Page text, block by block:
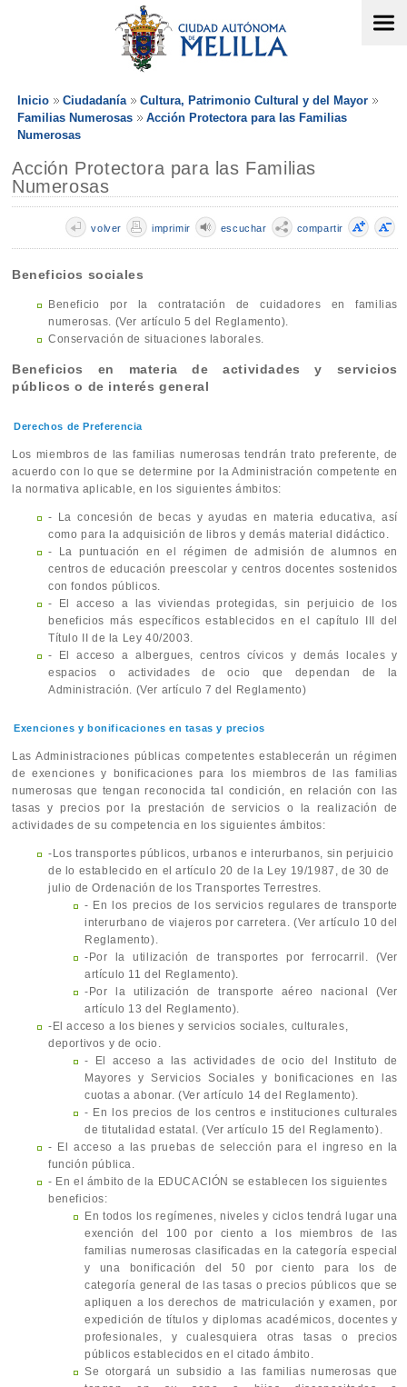
Inicio Ciudadanía
Cultura, Patrimonio Cultural y del Mayor
Familias Numerosas
Acción Protectora para las Familias
Numerosas
Acción Protectora para las Familias
Numerosas
compartir
escuchar
imprimir
volver
Beneficios sociales
Beneficio por la contratación de cuidadores en familias
numerosas. (Ver artículo 5 del Reglamento).
Conservación de situaciones laborales.
Beneficios en materia de actividades y servicios
públicos o de interés general
Derechos de Preferencia
Los miembros de las familias numerosas tendrán trato preferente, de
acuerdo con lo que se determine por la Administración competente en
la normativa aplicable, en los siguientes ámbitos:
- La concesión de becas y ayudas en materia educativa, así
como para la adquisición de libros y demás material didáctico.
- La puntuación en el régimen de admisión de alumnos en
centros de educación preescolar y centros docentes sostenidos
con fondos públicos.
- El acceso a las viviendas protegidas, sin perjuicio de los
beneficios más específicos establecidos en el capítulo III del
Título II de la Ley 40/2003.
- El acceso a albergues, centros cívicos y demás locales y
espacios o actividades de ocio que dependan de la
Administración. (Ver artículo 7 del Reglamento)
Exenciones y bonificaciones en tasas y precios
Las Administraciones públicas competentes establecerán un régimen
de exenciones y bonificaciones para los miembros de las familias
numerosas que tengan reconocida tal condición, en relación con las
tasas y precios por la prestación de servicios o la realización de
actividades de su competencia en los siguientes ámbitos:
-Los transportes públicos, urbanos e interurbanos, sin perjuicio
de lo establecido en el artículo 20 de la Ley 19/1987, de 30 de
julio de Ordenación de los Transportes Terrestres.
- En los precios de los servicios regulares de transporte
interurbano de viajeros por carretera. (Ver artículo 10 del
Reglamento).
-Por la utilización de transportes por ferrocarril. (Ver
artículo 11 del Reglamento).
-Por la utilización de transporte aéreo nacional (Ver
artículo 13 del Reglamento).
-El acceso a los bienes y servicios sociales, culturales,
deportivos y de ocio.
- El acceso a las actividades de ocio del Instituto de
Mayores y Servicios Sociales y bonificaciones en las
cuotas a abonar. (Ver artículo 14 del Reglamento).
- En los precios de los centros e instituciones culturales
de titutalidad estatal. (Ver artículo 15 del Reglamento).
- El acceso a las pruebas de selección para el ingreso en la
función pública.
- En el ámbito de la EDUCACIÓN se establecen los siguientes
beneficios:
En todos los regímenes, niveles y ciclos tendrá lugar una
exención del 100 por ciento a los miembros de las
familias numerosas clasificadas en la categoría especial
y una bonificación del 50 por ciento para los de
categoría general de las tasas o precios públicos que se
apliquen a los derechos de matriculación y examen, por
expedición de títulos y diplomas académicos, docentes y
profesionales, y cualesquiera otras tasas o precios
públicos establecidos en el citado ámbito.
Se otorgará un subsidio a las familias numerosas que